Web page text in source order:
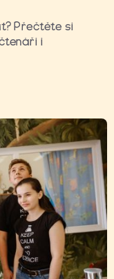
Přečtěte si
i